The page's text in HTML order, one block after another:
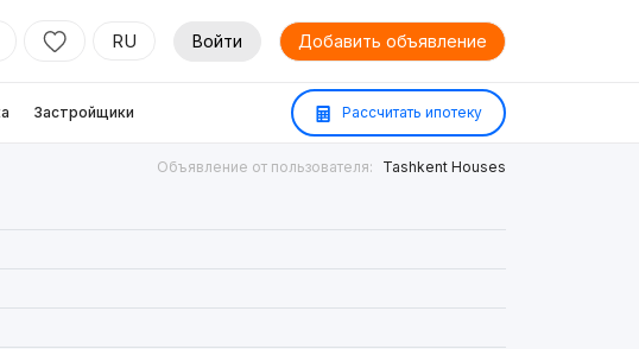
RU Войти Добавить объявление
Застройщики Рассчитать ипотеку
Объявление от пользователя: Tashkent Houses